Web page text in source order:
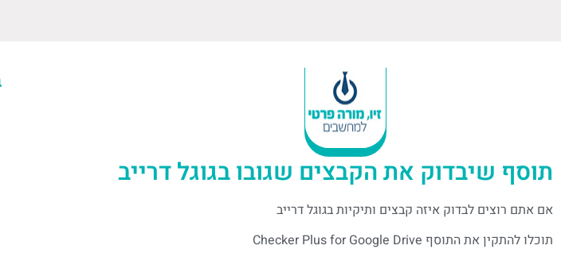
תוסף שיבדוק את הקבצים שגובו בגוגל דרייב
אם אתם רוצים לבדוק איזה קבצים ותיקיות בגוגל דרייב
תוכלו להתקין את התוסף Checker Plus for Google Drive